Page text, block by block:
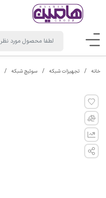
خانه تجهیزات شبکه سوئیچ شبکه